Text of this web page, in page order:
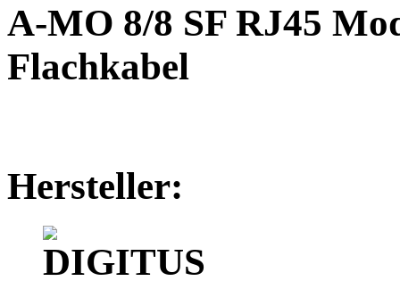
A-MO 8/8 SF RJ45
Flachkabel
Hersteller: